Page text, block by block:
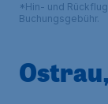
*Hin- und
Buchungsgebühr.